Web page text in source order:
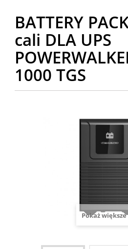
BATTERY
cali DLA UPS
1000 TGS
Pokaż większe